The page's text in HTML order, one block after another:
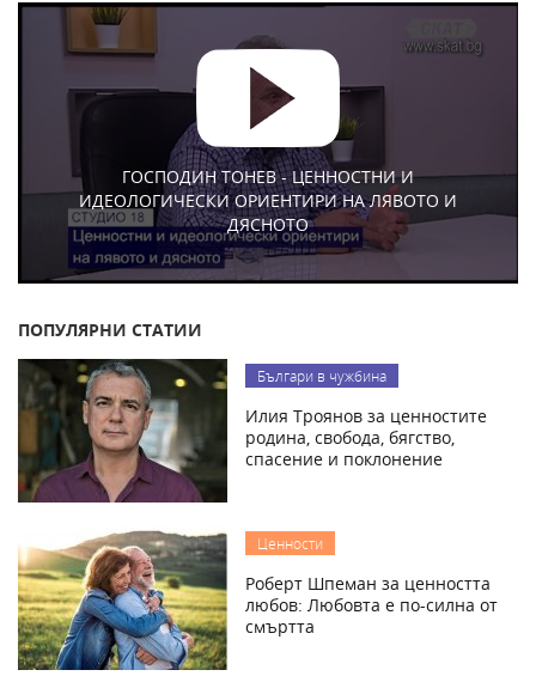
ГОСПОДИН ТОНЕВ - ЦЕННОСТНИ И
ИДЕОЛОГИЧЕСКИ ОРИЕНТИРИ НА ЛЯВОТО И
ДЯСНОТО
ПОПУЛЯРНИ СТАТИИ
Българи в чужбина
Илия Троянов за ценностите
родина, свобода, бягство,
спасение и поклонение
Ценности
Роберт Шпеман за ценността
любов: Любовта е по-силна от
смъртта